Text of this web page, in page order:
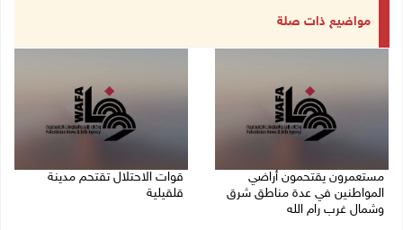
مواضيع ذات صلة
مستعمرون يقتحمون أراضي
المواطنين في عدة مناطق شرق
وشمال غرب رام الله
قوات الاحتلال تقتحم مدينة
قلقيلية